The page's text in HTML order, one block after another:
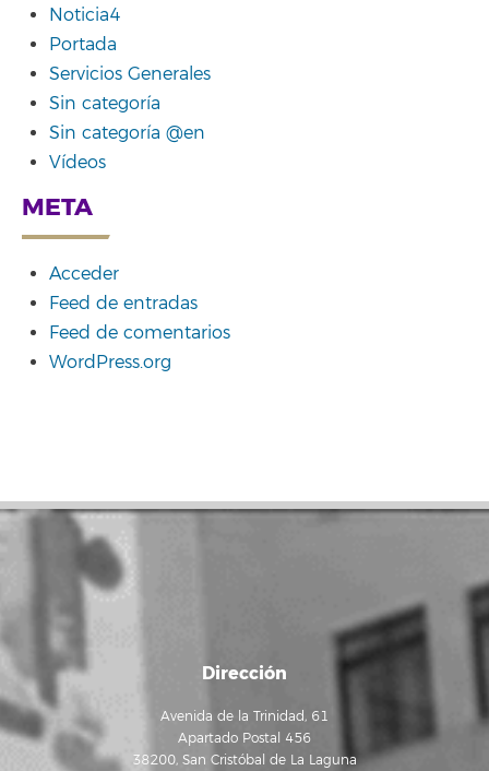
Noticia4
Portada
Servicios Generales
Sin categoría
Sin categoría @en
Vídeos
META
Acceder
Feed de entradas
Feed de comentarios
WordPress.org
Dirección
Avenida de la Trinidad, 61
Apartado Postal 456
38200, San Cristóbal de La Laguna